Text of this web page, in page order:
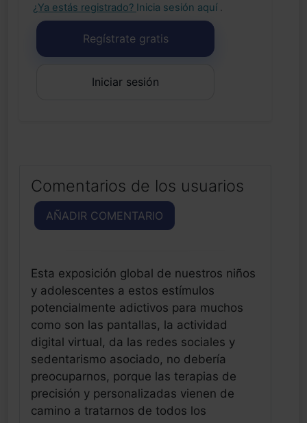
¿Ya estás registrado? Inicia sesión aquí
Regístrate gratis
Iniciar sesión
Comentarios de los usuarios
AÑADIR COMENTARIO
Esta exposición global de nuestros niños
y adolescentes a estos estímulos
potencialmente adictivos para muchos
como son las pantallas, la actividad
digital virtual, da las redes sociales y
sedentarismo asociado, no debería
preocuparnos, porque las terapias de
precisión y personalizadas vienen de
camino a tratarnos de todos los